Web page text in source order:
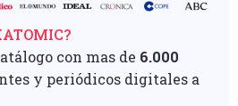
con mas de 6.000
y periódicos digitales a